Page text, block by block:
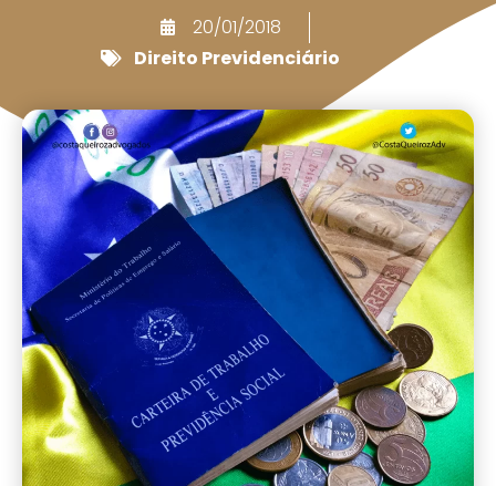
20/01/2018
Direito Previdenciário